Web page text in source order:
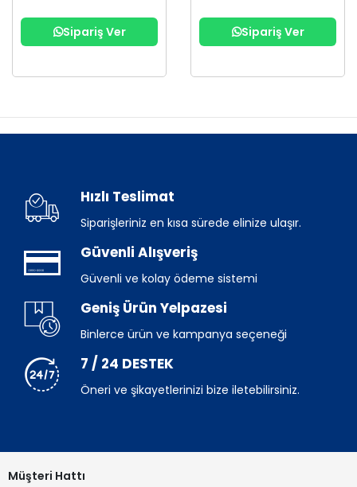
Sipariş Ver Sipariş Ver
Hızlı Teslimat
Siparişleriniz en kısa sürede elinize ulaşır.
Güvenli Alışveriş
Güvenli ve kolay ödeme sistemi
Geniş Ürün Yelpazesi
Binlerce ürün ve kampanya seçeneği
7 / 24 DESTEK
Öneri ve şikayetlerinizi bize iletebilirsiniz.
Müşteri Hattı